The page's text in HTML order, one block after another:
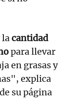
lacantidad
para llevar
en grasas y
explica
su página